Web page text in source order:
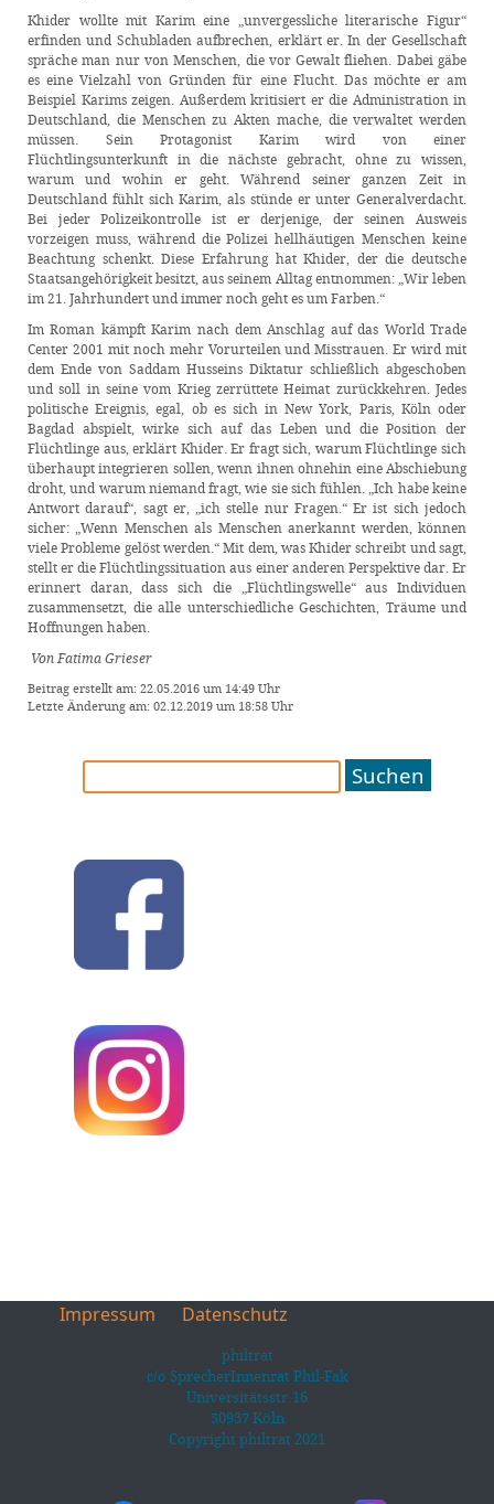
Khider wollte mit Karim eine „unvergessliche literarische Figur“
erfinden und Schubladen aufbrechen, erklärt er. In der Gesellschaft
spräche man nur von Menschen, die vor Gewalt fliehen. Dabei gäbe
es eine Vielzahl von Gründen für eine Flucht. Das möchte er am
Beispiel Karims zeigen. Außerdem kritisiert er die Administration in
Deutschland, die Menschen zu Akten mache, die verwaltet werden
müssen. Sein Protagonist Karim wird von einer
Flüchtlingsunterkunft in die nächste gebracht, ohne zu wissen,
warum und wohin er geht. Während seiner ganzen Zeit in
Deutschland fühlt sich Karim, als stünde er unter Generalverdacht.
Bei jeder Polizeikontrolle ist er derjenige, der seinen Ausweis
vorzeigen muss, während die Polizei hellhäutigen Menschen keine
Beachtung schenkt. Diese Erfahrung hat Khider, der die deutsche
Staatsangehörigkeit besitzt, aus seinem Alltag entnommen: „Wir leben
im 21. Jahrhundert und immer noch geht es um Farben.“
Im Roman kämpft Karim nach dem Anschlag auf das World Trade
Center 2001 mit noch mehr Vorurteilen und Misstrauen. Er wird mit
dem Ende von Saddam Husseins Diktatur schließlich abgeschoben
und soll in seine vom Krieg zerrüttete Heimat zurückkehren. Jedes
politische Ereignis, egal, ob es sich in New York, Paris, Köln oder
Bagdad abspielt, wirke sich auf das Leben und die Position der
Flüchtlinge aus, erklärt Khider. Er fragt sich, warum Flüchtlinge sich
überhaupt integrieren sollen, wenn ihnen ohnehin eine Abschiebung
droht, und warum niemand fragt, wie sie sich fühlen. „Ich habe keine
Antwort darauf“, sagt er, „ich stelle nur Fragen.“ Er ist sich jedoch
sicher: „Wenn Menschen als Menschen anerkannt werden, können
viele Probleme gelöst werden.“ Mit dem, was Khider schreibt und sagt,
stellt er die Flüchtlingssituation aus einer anderen Perspektive dar. Er
erinnert daran, dass sich die „Flüchtlingswelle“ aus Individuen
zusammensetzt, die alle unterschiedliche Geschichten, Träume und
Hoffnungen haben.
Von Fatima Grieser
Beitrag erstellt am: 22.05.2016 um 14:49 Uhr
Letzte Änderung am: 02.12.2019 um 18:58 Uhr
Suchen
Impressum Datenschutz
philtrat
c/o SprecherInnenrat Phil-Fak
Universitätsstr.16
50937 Köln
Copyright philtrat 2021